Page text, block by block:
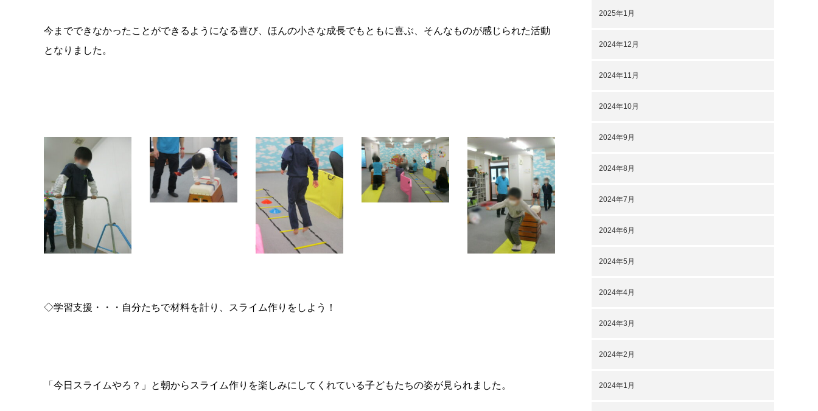
今までできなかったことができるようになる喜び、ほんの小さな成長でもともに喜ぶ、そんなものが感じられた活動
となりました。
◇学習支援・・・自分たちで材料を計り、スライム作りをしよう！
「今日スライムやろ？」と朝からスライム作りを楽しみにしてくれている子どもたちの姿が見られました。
2025年1月
2024年12月
2024年11月
2024年10月
2024年9月
2024年8月
2024年7月
2024年6月
2024年5月
2024年4月
2024年3月
2024年2月
2024年1月